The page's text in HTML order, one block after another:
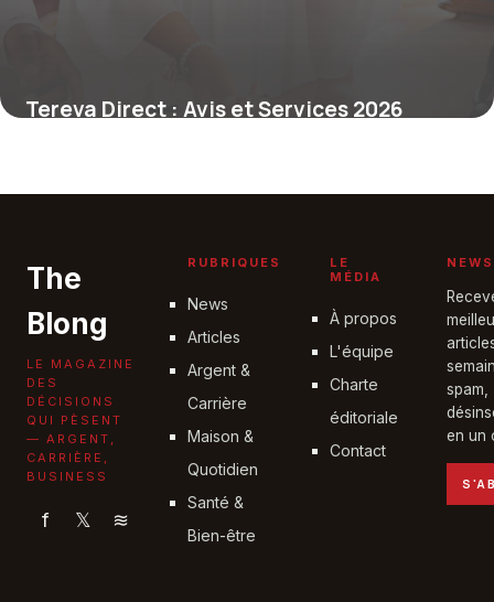
Tereva Direct : Avis et Services 2026
The
Blong
LE MAGAZINE
DES
DÉCISIONS
QUI PÈSENT
— ARGENT,
CARRIÈRE,
BUSINESS
f 𝕏 ≋
RUBRIQUES
News
Articles
Argent &
Carrière
Maison &
Quotidien
Santé &
Bien-être
LE
MÉDIA
À propos
L'équipe
Charte
éditoriale
Contact
spam,
en un